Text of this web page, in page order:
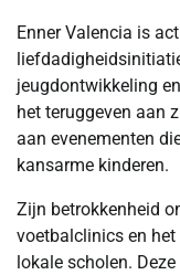
Enner Valencia is
jeugdontwikkeling
het teruggeven aan
aan evenementen
kansarme kinderen.
Zijn betrokkenheid
voetbalclinics en
lokale scholen.